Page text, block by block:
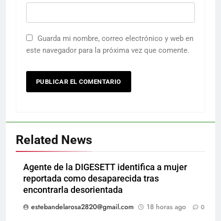
Guarda mi nombre, correo electrónico y web en
este navegador para la próxima vez que comente.
Related News
Agente de la DIGESETT identifica a mujer
reportada como desaparecida tras
encontrarla desorientada
estebandelarosa2820@gmail.com
18 horas ago 0